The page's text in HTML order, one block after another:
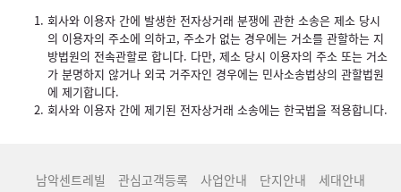
회사와 이용자 간에 발생한 전자상거래 분쟁에 관한 소송은 제소 당시
의 이용자의 주소에 의하고, 주소가 없는 경우에는 거소를 관할하는 지
방법원의 전속관할로 합니다. 다만, 제소 당시 이용자의 주소 또는 거소
가 분명하지 않거나 외국 거주자인 경우에는 민사소송법상의 관할법원
에 제기합니다.
회사와 이용자 간에 제기된 전자상거래 소송에는 한국법을 적용합니다.
남악센트레빌 관심고객등록 사업안내 단지안내
세대안내